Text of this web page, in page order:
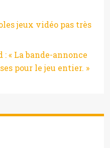
jeux vidéo pas très
« La bande-annonce
pour le jeu entier. »